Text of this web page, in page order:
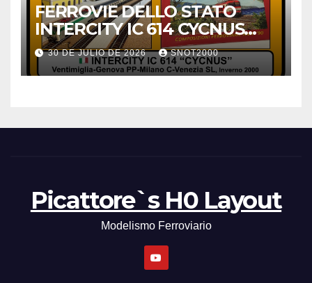
FERROVIE DELLO STATO
INTERCITY IC 614 CYCNUS
INVERNO 2000
30 DE JULIO DE 2026 SNOT2000
Picattore`s H0 Layout
Modelismo Ferroviario